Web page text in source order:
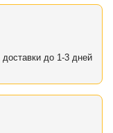
до 1-3 дней